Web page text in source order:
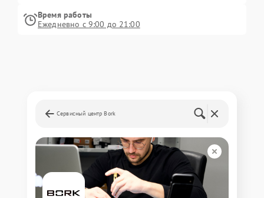
Время работы
Ежедневно с 9:00 до 21:00
Сервисный центр Bork